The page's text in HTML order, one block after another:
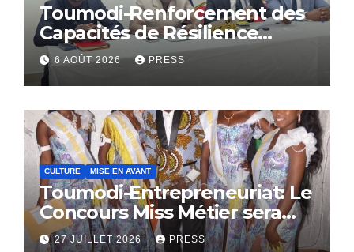
Toumodi-Renforcement des
Capacités de Résilience
Communautaire
6 AOÛT 2026 PRESS
CULTURE MISE EN AVANT
Toumodi-Entrepreneuriat: Le
Concours Miss Métier sera
bientôt lance.
27 JUILLET 2026 PRESS